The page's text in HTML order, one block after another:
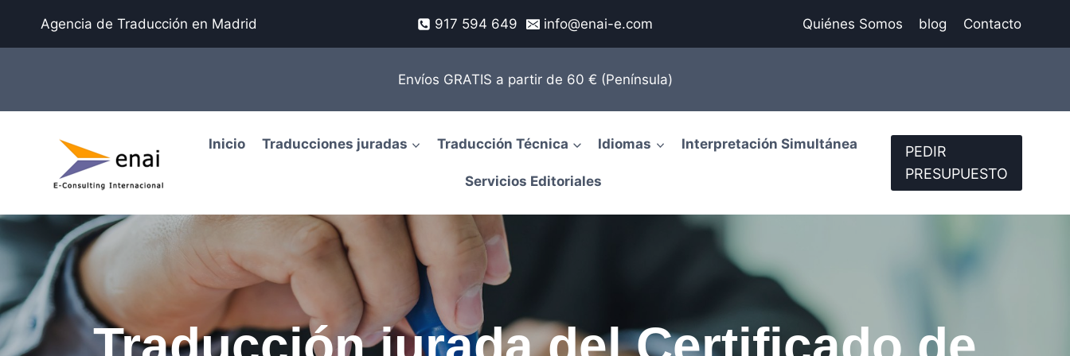
Agencia de Traducción en Madrid 917 594 649 info@enai-e.com Quiénes Somos blog Contacto
Envíos GRATIS a partir de 60 € (Península)
Inicio Traducciones juradas Traducción Técnica Idiomas Interpretación Simultánea
Servicios Editoriales
PEDIR
PRESUPUESTO